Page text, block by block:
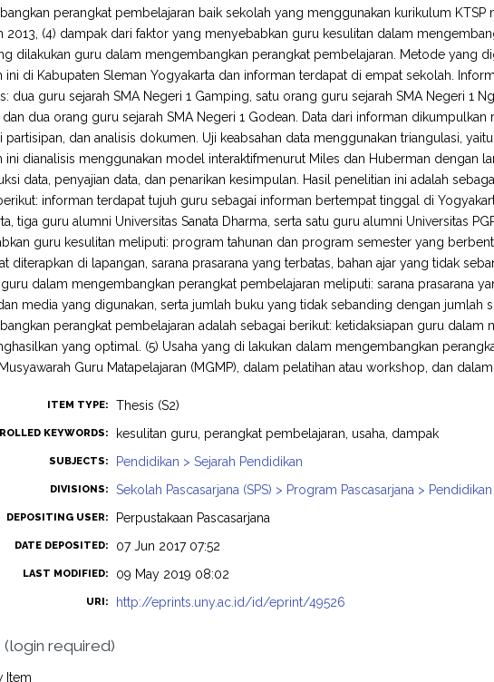
perangkat pembelajaran baik sekolah yang menggunakan kurikulum
2013, (4) dampak dari faktor yang menyebabkan guru kesulitan dalam
dilakukan guru dalam mengembangkan perangkat pembelajaran. Metode yang
ini di Kabupaten Sleman Yogyakarta dan informan terdapat di empat sekolah.
dua guru sejarah SMA Negeri 1 Gamping, satu orang guru sejarah SMA Negeri 1
dan dua orang guru sejarah SMA Negeri 1 Godean. Data dari informan dikumpulkan
partisipan, dan analisis dokumen. Uji keabsahan data menggunakan triangulasi,
ini dianalisis menggunakan model interaktifmenurut Miles dan Huberman dengan
data, penyajian data, dan penarikan kesimpulan. Hasil penelitian ini adalah
informan terdapat tujuh guru sebagai informan bertempat tinggal di
tiga guru alumni Universitas Sanata Dharma, serta satu guru alumni Universitas
guru kesulitan meliputi: program tahunan dan program semester yang
diterapkan di lapangan, sarana prasarana yang terbatas, bahan ajar yang tidak
guru dalam mengembangkan perangkat pembelajaran meliputi: sarana prasarana
media yang digunakan, serta jumlah buku yang tidak sebanding dengan jumlah
perangkat pembelajaran adalah sebagai berikut: ketidaksiapan guru dalam
yang optimal. (5) Usaha yang di lakukan dalam mengembangkan
Guru Matapelajaran (MGMP), dalam pelatihan atau workshop, dan
ITEM TYPE: Thesis (S2)
KEYWORDS: kesulitan guru, perangkat pembelajaran, usaha, dampak
SUBJECTS: Pendidikan > Sejarah Pendidikan
DIVISIONS: Sekolah Pascasarjana (SPS) > Program Pascasarjana > Pendidikan
DEPOSITING USER: Perpustakaan Pascasarjana
DATE DEPOSITED: 07 Jun 2017 07:52
LAST MODIFIED: 09 May 2019 08:02
URI: http://eprints.uny.ac.id/id/eprint/49526
(login required)
Item